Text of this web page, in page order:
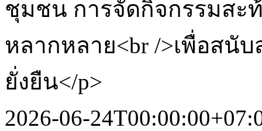
ชุมชน การจัดกิจกรรมสะ
หลากหลาย<br />เพื่อสนั
ยั่งยืน</p>
2026-06-